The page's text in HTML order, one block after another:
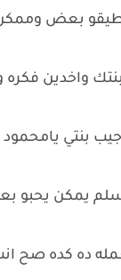
بعض
واخدين فكره
بنتي
يمكن يحبو
ده كده صح